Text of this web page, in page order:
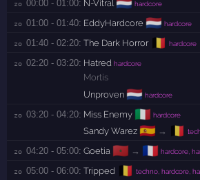
zo 00:00 - 01:00: N-Vitral 🇳🇱 hardcore
zo 01:00 - 01:40: EddyHardcore 🇳🇱 hardcore
zo 01:40 - 02:20: The Dark Horror 🇧🇪 hardcore
zo 02:20 - 03:20: Hatred hardcore
Mortis
Unproven 🇳🇱 hardcore
zo 03:20 - 04:20: Miss Enemy 🇮🇹 hardcore
Sandy Warez 🇪🇸 → 🇧🇪
zo 04:20 - 05:00: Goetia 🇲🇦 → 🇫🇷 hardcore,
zo 05:00 - 06:00: Tripped 🇧🇪 techno, hardcore,